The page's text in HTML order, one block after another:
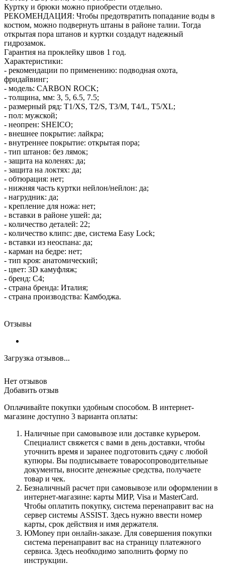
Куртку и брюки можно приобрести отдельно.
РЕКОМЕНДАЦИЯ: Чтобы предотвратить попадание воды в
костюм, можно подвернуть штаны в районе талии. Тогда
открытая пора штанов и куртки создадут надежный
гидрозамок.
Гарантия на проклейку швов 1 год.
Характеристики:
- рекомендации по применению: подводная охота,
фридайвинг;
- модель: CARBON ROCK;
- толщина, мм: 3, 5, 6.5, 7.5;
- размерный ряд: Т1/XS, T2/S, T3/M, T4/L, T5/XL;
- пол: мужской;
- неопрен: SHEICO;
- внешнее покрытие: лайкра;
- внутреннее покрытие: открытая пора;
- тип штанов: без лямок;
- защита на коленях: да;
- защита на локтях: да;
- обтюрация: нет;
- нижняя часть куртки нейлон/нейлон: да;
- нагрудник: да;
- крепление для ножа: нет;
- вставки в районе ушей: да;
- количество деталей: 22;
- количество клипс: две, система Easy Lock;
- вставки из неоспана: да;
- карман на бедре: нет;
- тип кроя: анатомический;
- цвет: 3D камуфляж;
- бренд: C4;
- страна бренда: Италия;
- страна производства: Камбоджа.
Отзывы
Загрузка отзывов...
Нет отзывов
Добавить отзыв
Оплачивайте покупки удобным способом. В интернет-
магазине доступно 3 варианта оплаты:
Наличные при самовывозе или доставке курьером.
Специалист свяжется с вами в день доставки, чтобы
уточнить время и заранее подготовить сдачу с любой
купюры. Вы подписываете товаросопроводительные
документы, вносите денежные средства, получаете
товар и чек.
Безналичный расчет при самовывозе или оформлении в
интернет-магазине: карты МИР, Visa и MasterCard.
Чтобы оплатить покупку, система перенаправит вас на
сервер системы ASSIST. Здесь нужно ввести номер
карты, срок действия и имя держателя.
ЮMoney при онлайн-заказе. Для совершения покупки
система перенаправит вас на страницу платежного
сервиса. Здесь необходимо заполнить форму по
инструкции.